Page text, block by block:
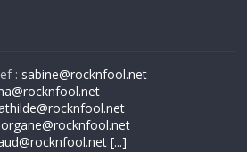
: sabine@rocknfool.net
[...]